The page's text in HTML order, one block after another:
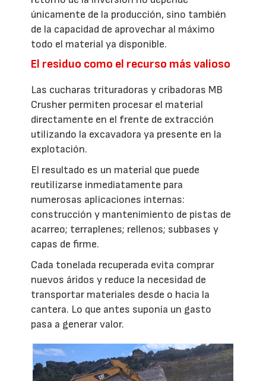
únicamente de la producción, sino también
de la capacidad de aprovechar al máximo
todo el material ya disponible.
El residuo como el recurso más valioso
Las cucharas trituradoras y cribadoras MB
Crusher permiten procesar el material
directamente en el frente de extracción
utilizando la excavadora ya presente en la
explotación.
El resultado es un material que puede
reutilizarse inmediatamente para
numerosas aplicaciones internas:
construcción y mantenimiento de pistas de
acarreo; terraplenes; rellenos; subbases y
capas de firme.
Cada tonelada recuperada evita comprar
nuevos áridos y reduce la necesidad de
transportar materiales desde o hacia la
cantera. Lo que antes suponía un gasto
pasa a generar valor.